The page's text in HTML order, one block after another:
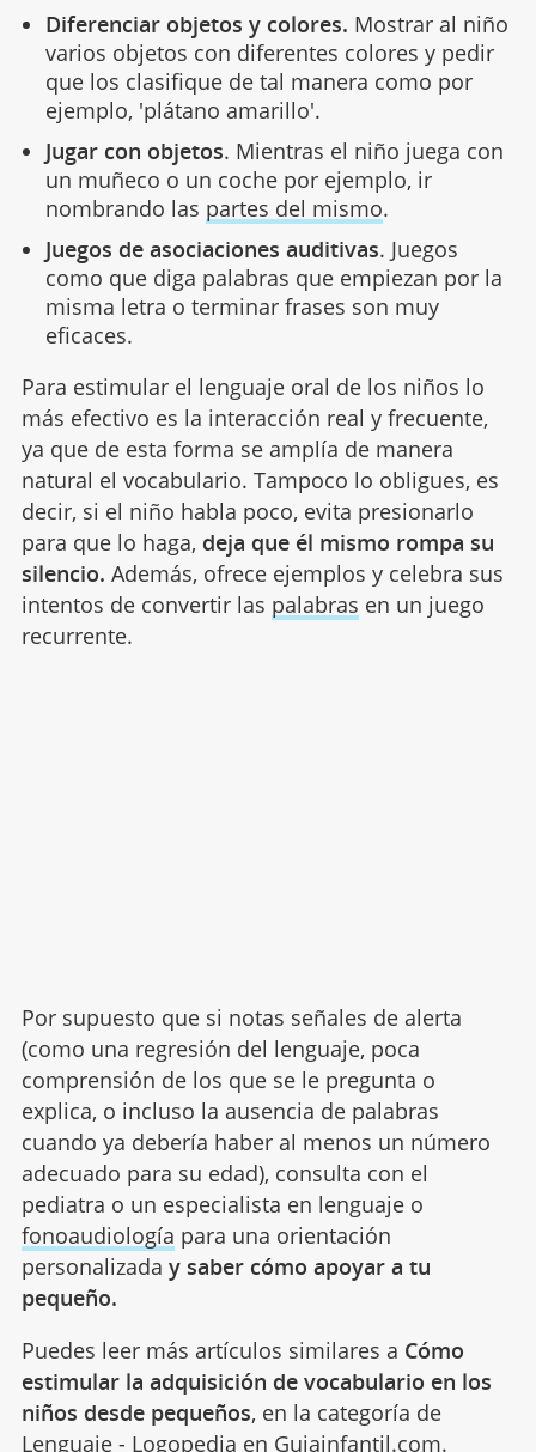
Diferenciar objetos y colores. Mostrar al niño
varios objetos con diferentes colores y pedir
que los clasifique de tal manera como por
ejemplo, 'plátano amarillo'.
Jugar con objetos. Mientras el niño juega con
un muñeco o un coche por ejemplo, ir
nombrando las partes del mismo.
Juegos de asociaciones auditivas. Juegos
como que diga palabras que empiezan por la
misma letra o terminar frases son muy
eficaces.
Para estimular el lenguaje oral de los niños lo
más efectivo es la interacción real y frecuente,
ya que de esta forma se amplía de manera
natural el vocabulario. Tampoco lo obligues, es
decir, si el niño habla poco, evita presionarlo
para que lo haga, deja que él mismo rompa su
silencio. Además, ofrece ejemplos y celebra sus
intentos de convertir las palabras en un juego
recurrente.
Por supuesto que si notas señales de alerta
(como una regresión del lenguaje, poca
comprensión de los que se le pregunta o
explica, o incluso la ausencia de palabras
cuando ya debería haber al menos un número
adecuado para su edad), consulta con el
pediatra o un especialista en lenguaje o
fonoaudiología para una orientación
personalizada y saber cómo apoyar a tu
pequeño.
Puedes leer más artículos similares a Cómo
estimular la adquisición de vocabulario en los
niños desde pequeños, en la categoría de
Lenguaje - Logopedia en Guiainfantil.com.